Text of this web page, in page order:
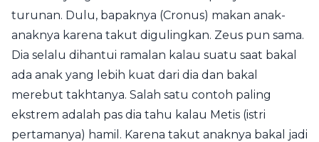
turunan. Dulu, bapaknya (Cronus) makan anak-
anaknya karena takut digulingkan. Zeus pun sama.
Dia selalu dihantui ramalan kalau suatu saat bakal
ada anak yang lebih kuat dari dia dan bakal
merebut takhtanya. Salah satu contoh paling
ekstrem adalah pas dia tahu kalau Metis (istri
pertamanya) hamil. Karena takut anaknya bakal jadi